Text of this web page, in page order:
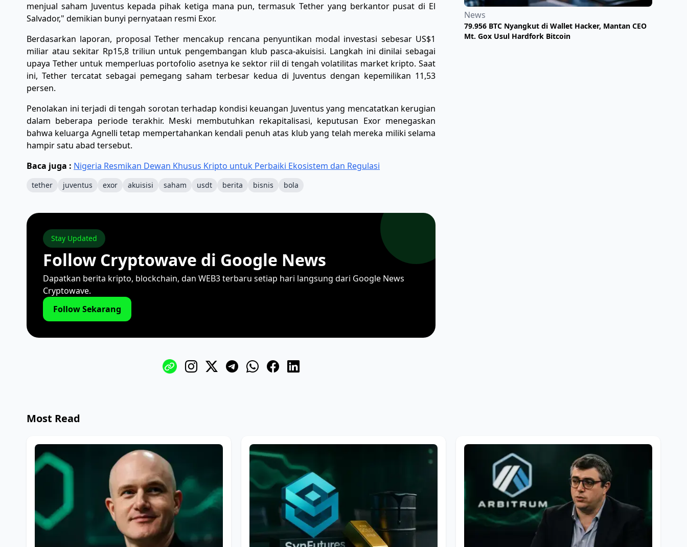
menjual saham Juventus kepada pihak ketiga mana pun, termasuk Tether yang berkantor pusat di El
Salvador," demikian bunyi pernyataan resmi Exor.
​Berdasarkan laporan, proposal Tether mencakup rencana penyuntikan modal investasi sebesar US$1
miliar atau sekitar Rp15,8 triliun untuk pengembangan klub pasca-akuisisi. Langkah ini dinilai sebagai
upaya Tether untuk memperluas portofolio asetnya ke sektor riil di tengah volatilitas market kripto. Saat
ini, Tether tercatat sebagai pemegang saham terbesar kedua di Juventus dengan kepemilikan 11,53
persen.
​Penolakan ini terjadi di tengah sorotan terhadap kondisi keuangan Juventus yang mencatatkan kerugian
dalam beberapa periode terakhir. Meski membutuhkan rekapitalisasi, keputusan Exor menegaskan
bahwa keluarga Agnelli tetap mempertahankan kendali penuh atas klub yang telah mereka miliki selama
hampir satu abad tersebut.
Baca juga : Nigeria Resmikan Dewan Khusus Kripto untuk Perbaiki Ekosistem dan Regulasi
tether juventus exor akuisisi saham usdt berita bisnis bola
Stay Updated
Follow Cryptowave di Google News
Dapatkan berita kripto, blockchain, dan WEB3 terbaru setiap hari langsung dari Google News
Cryptowave.
Follow Sekarang
News
79.956 BTC Nyangkut di Wallet Hacker, Mantan CEO
Mt. Gox Usul Hardfork Bitcoin
Most Read